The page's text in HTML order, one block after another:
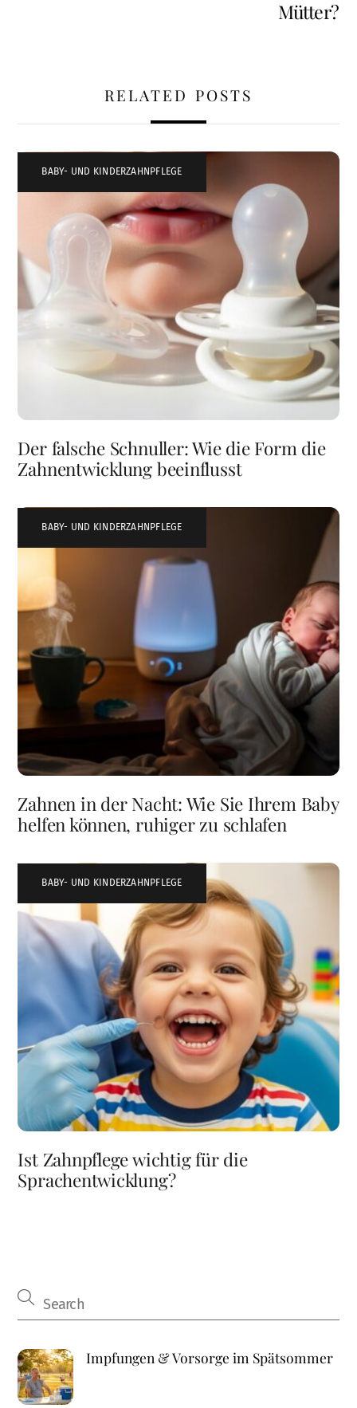
Mütter?
RELATED POSTS
BABY- UND KINDERZAHNPFLEGE
Der falsche Schnuller: Wie die Form die
Zahnentwicklung beeinflusst
BABY- UND KINDERZAHNPFLEGE
Zahnen in der Nacht: Wie Sie Ihrem Baby
helfen können, ruhiger zu schlafen
BABY- UND KINDERZAHNPFLEGE
Ist Zahnpflege wichtig für die
Sprachentwicklung?
Impfungen & Vorsorge im Spätsommer